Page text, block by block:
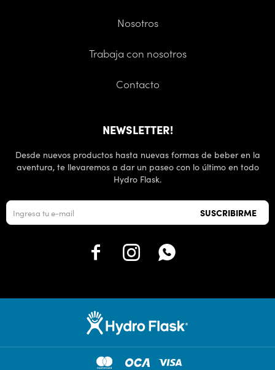
Nosotros
Trabaja con nosotros
Contacto
NEWSLETTER!
Desde nuevos productos hasta nuevas formas de beber en la
aventura, te llevaremos a dar un paseo con lo último en todo
Hydro Flask.
SUSCRIBIRME
  